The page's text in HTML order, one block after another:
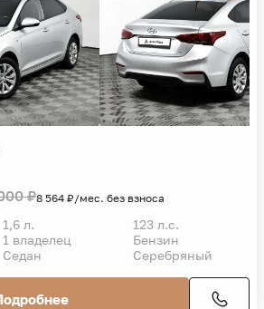
₽8 564 ₽/мес. без взноса
1,6 л.
123 л.с.
1 владелец
Бензин
Седан Серебряный